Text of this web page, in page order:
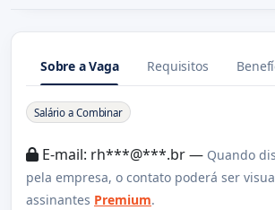
Sobre a Vaga Requisitos
Sobre a Vaga
Salário a Combinar
E-mail: rh***@***.br — Quando
pela empresa, o contato poderá ser
assinantes Premium.